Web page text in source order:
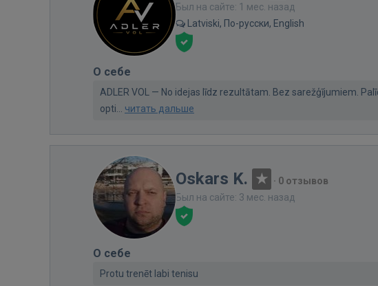
Был на сайте: 1 мес. назад
Latviski, По-русски, English
О себе
ADLER VOL — No idejas līdz rezultātam. Bez sarežģījumiem.
opti... читать дальше
Oskars K. · 0 отзывов
Был на сайте: 3 мес. назад
О себе
Protu trenēt labi tenisu